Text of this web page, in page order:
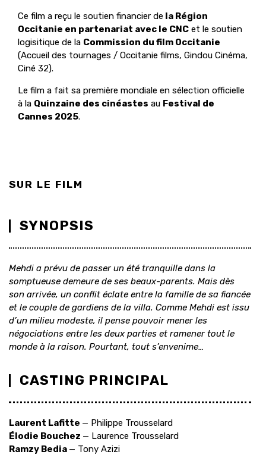
Ce film a reçu le soutien financier de la Région
Occitanie en partenariat avec le CNC et le soutien
logisitique de la Commission du film Occitanie
(Accueil des tournages / Occitanie films, Gindou Cinéma,
Ciné 32).
Le film a fait sa première mondiale en sélection officielle
à la Quinzaine des cinéastes au Festival de
Cannes 2025.
SUR LE FILM
SYNOPSIS
Mehdi a prévu de passer un été tranquille dans la
somptueuse demeure de ses beaux-parents. Mais dès
son arrivée, un conflit éclate entre la famille de sa fiancée
et le couple de gardiens de la villa. Comme Mehdi est issu
d’un milieu modeste, il pense pouvoir mener les
négociations entre les deux parties et ramener tout le
monde à la raison. Pourtant, tout s’envenime…
CASTING PRINCIPAL
Laurent Lafitte — Philippe Trousselard
Élodie Bouchez — Laurence Trousselard
Ramzy Bedia — Tony Azizi